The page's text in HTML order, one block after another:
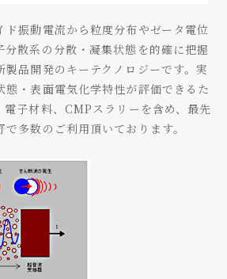
ド振動電流から粒度分布やゼータ電位
分散系の分散・凝集状態を的確に把握
製品開発のキーテクノロジーです。実
態・表面電気化学特性が評価できるた
電子材料、CMPスラリーを含め、最先
多数のご利用頂いております。